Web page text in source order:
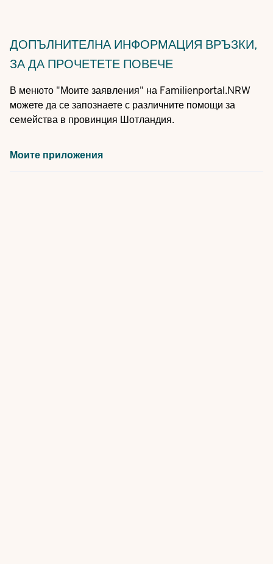
ДОПЪЛНИТЕЛНА ИНФОРМАЦИЯ ВРЪЗКИ,
ЗА ДА ПРОЧЕТЕТЕ ПОВЕЧЕ
В менюто "Моите заявления" на Familienportal.NRW
можете да се запознаете с различните помощи за
семейства в провинция Шотландия.
Моите приложения